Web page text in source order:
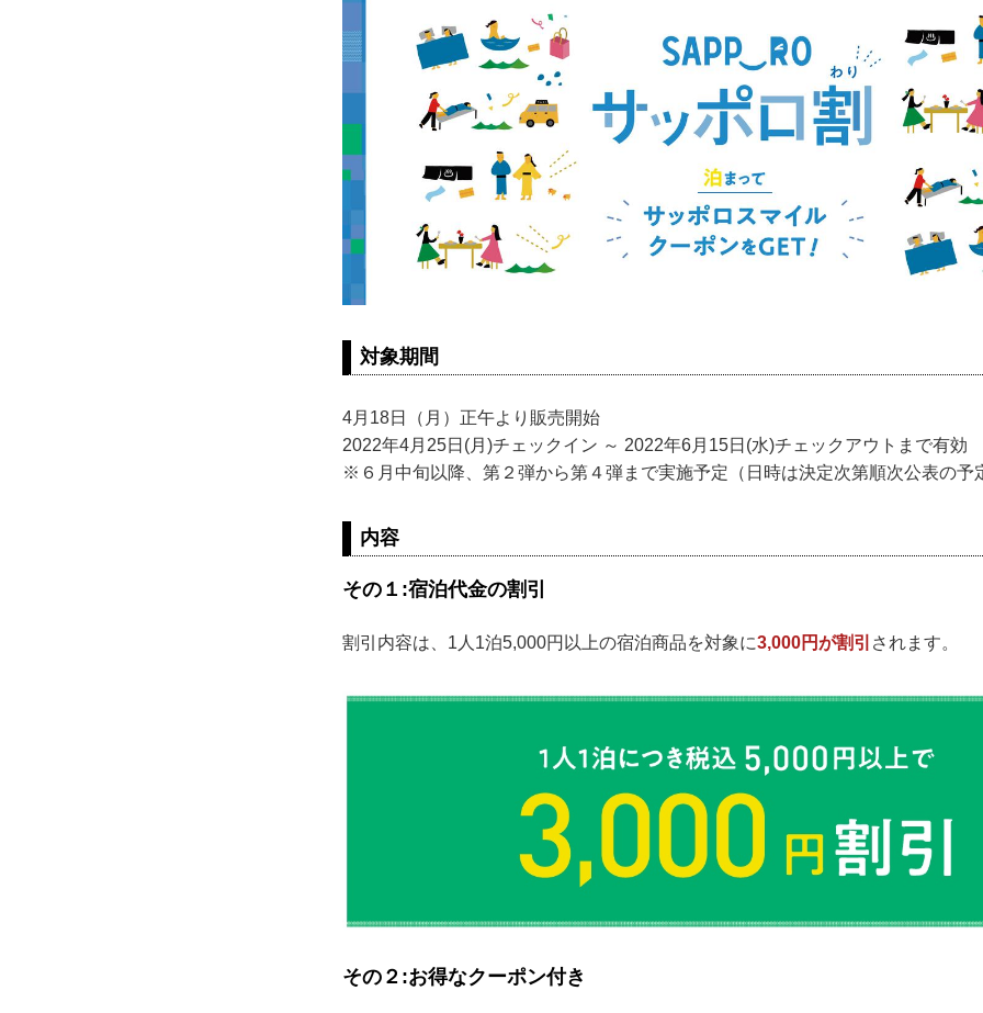
対象期間
4月18日（月）正午より販売開始
2022年4月25日(月)チェックイン ～ 2022年6月15日(水)チェックアウトまで有効
※６月中旬以降、第２弾から第４弾まで実施予定（日時は決定次第順次公表の予
内容
その１:宿泊代金の割引
割引内容は、1人1泊5,000円以上の宿泊商品を対象に3,000円が割引 されます。
その２:お得なクーポン付き